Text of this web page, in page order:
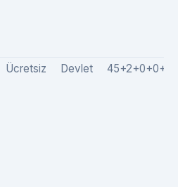
Ücretsiz Devlet 45+2+0+0+5